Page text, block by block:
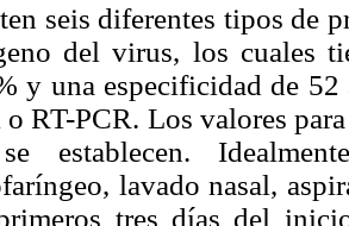
seis diferentes tipos de
del virus, los cuales
y una especificidad de
RT-PCR. Los valores
establecen.
lavado nasal,
tres días del